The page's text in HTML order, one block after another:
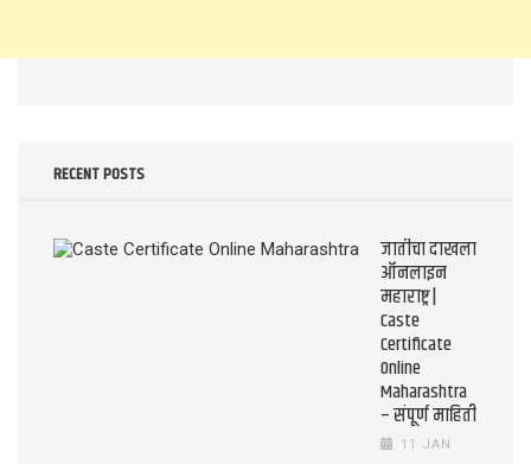
RECENT POSTS
जातीचा दाखला
ऑनलाइन
महाराष्ट्र |
Caste
Certificate
Online
Maharashtra
– संपूर्ण माहिती
11 JAN